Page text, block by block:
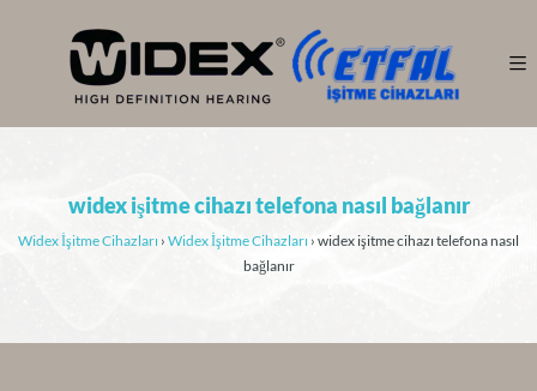
widex işitme cihazı telefona nasıl bağlanır
Widex İşitme Cihazları › Widex İşitme Cihazları › widex işitme cihazı telefona nasıl
bağlanır